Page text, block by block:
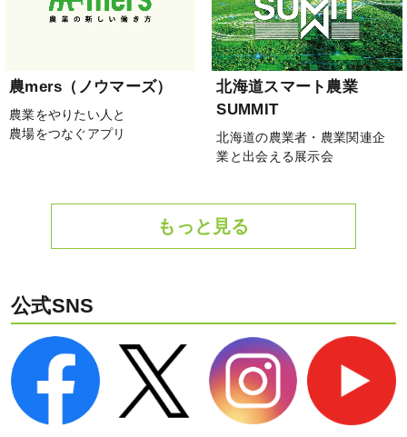
農mers（ノウマーズ）
農業をやりたい人と
農場をつなぐアプリ
北海道スマート農業
SUMMIT
北海道の農業者・農業関連企
業と出会える展示会
もっと見る
公式SNS